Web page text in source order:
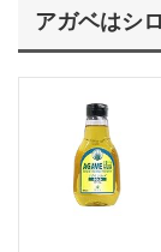
アガベはシ